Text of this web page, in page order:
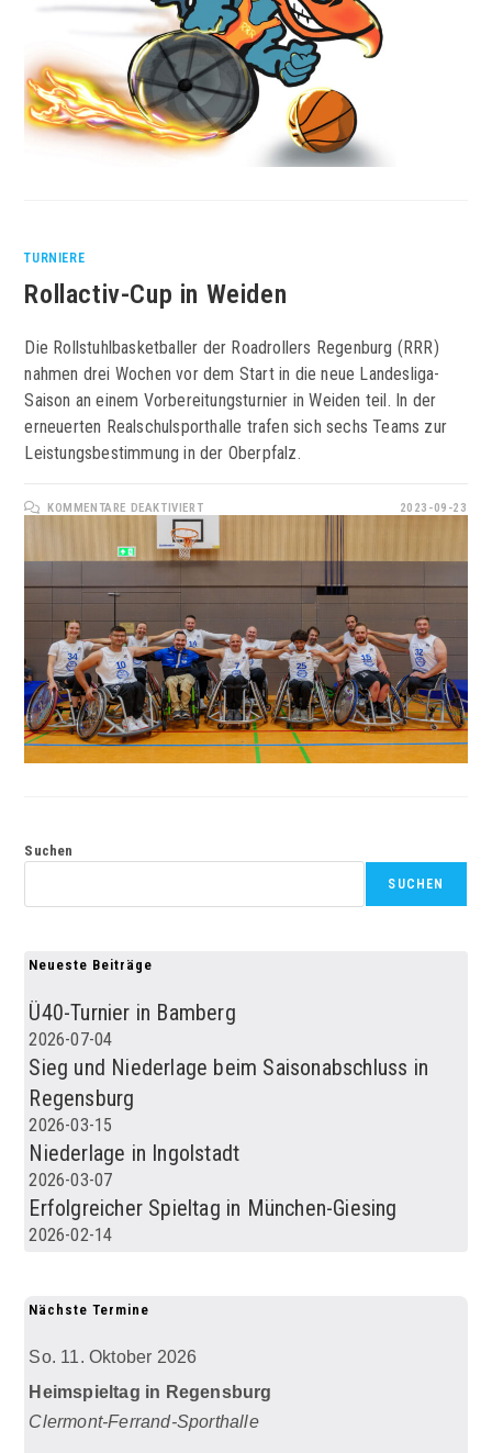
TURNIERE
Rollactiv-Cup in Weiden
Die Rollstuhlbasketballer der Roadrollers Regenburg (RRR)
nahmen drei Wochen vor dem Start in die neue Landesliga-
Saison an einem Vorbereitungsturnier in Weiden teil. In der
erneuerten Realschulsporthalle trafen sich sechs Teams zur
Leistungsbestimmung in der Oberpfalz.
KOMMENTARE DEAKTIVIERTFÜR
ROLLACTIV-
IN
WEIDEN
2023-09-23
Suchen
SUCHEN
Neueste Beiträge
Ü40-Turnier in Bamberg
2026-07-04
Sieg und Niederlage beim Saisonabschluss in
Regensburg
2026-03-15
Niederlage in Ingolstadt
2026-03-07
Erfolgreicher Spieltag in München-Giesing
2026-02-14
Nächste Termine
So. 11. Oktober 2026
Heimspieltag in Regensburg
Clermont-Ferrand-Sporthalle